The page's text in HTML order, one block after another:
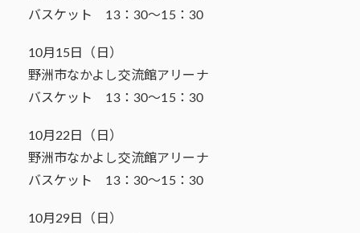
バスケット 13：30～15：30
10月15日（日）
野洲市なかよし交流館アリーナ
バスケット 13：30～15：30
10月22日（日）
野洲市なかよし交流館アリーナ
バスケット 13：30～15：30
10月29日（日）